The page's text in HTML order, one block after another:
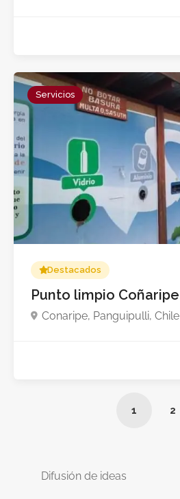
Servicios
Destacados
Punto limpio Coñaripe
Conaripe, Panguipulli, Chile
1 2
Difusión de ideas